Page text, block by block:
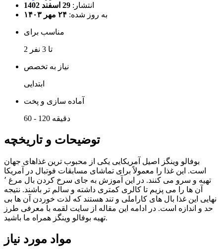
انتشار:
به روز شده:
مناسب برای
2 تا 3 نفر
نیاز به تخصص
ابتدایی
آماده سازی و پخت
60 - 120 دقیقه
توضیحات و تاریخچه
بوفالو وینگز اصیل آمریکایی یکی از محبوب ترین غذاهای جهان
است. این غذا را معمولاً برای تماشای مسابقات فوتبال در آمریکا
تهیه و سرو می کنند. در این آموزش به جای سرخ کردن بال مرغ ٬
آن ها را می پزیم تا کالری کمتری داشته و سالم تر باشند. نتیجه
نهایی این غذا بال های کاراملی و تند هستند که لذت خوردن آن ها بی
حد و اندازه است. در ادامه این مقاله از سایت لقمه با معرفی طرز
تهیه بوفالو وینگز همراه ما باشید.
مواد مورد نیاز